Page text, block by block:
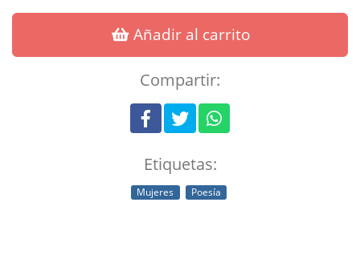
Añadir al carrito
Compartir:
Etiquetas:
Mujeres Poesía